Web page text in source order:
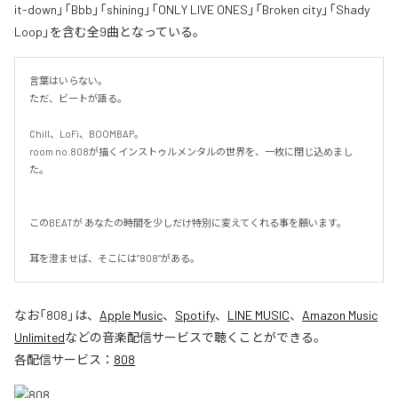
it-down」「Bbb」「shining」「ONLY LIVE ONES」「Broken city」「Shady
Loop」を含む全9曲となっている。
言葉はいらない。
ただ、ビートが語る。
Chill、LoFi、BOOMBAP。
room no.808が描くインストゥルメンタルの世界を、一枚に閉じ込めまし
た。
このBEATが あなたの時間を少しだけ特別に変えてくれる事を願います。
耳を澄ませば、そこには”808”がある。
なお「808 」は、 Apple Music、 Spotify、 LINE MUSIC、 Amazon Music
Unlimitedなどの音楽配信サービスで聴くことができる。
各配信サービス： 808